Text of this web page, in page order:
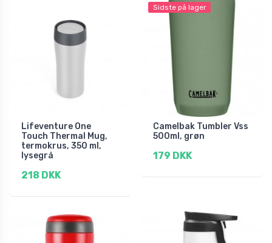
Lifeventure One
Touch Thermal Mug,
termokrus, 350 ml,
lysegrå
218 DKK
Sidste på lager
Camelbak Tumbler Vss
500ml, grøn
179 DKK